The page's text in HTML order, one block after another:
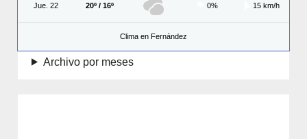
Jue. 22 20º / 16º 0% 15 km/h
Clima en Fernández
Archivo por meses